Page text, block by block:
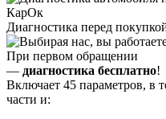
Диагностика перед
При первом обращении
— диагностика бесплатно!
Включает 45 параметров, в
части и: